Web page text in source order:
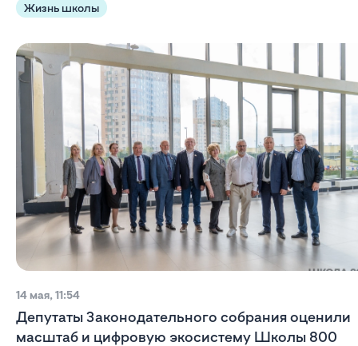
Жизнь школы
14 мая, 11:54
Депутаты Законодательного собрания оценили
масштаб и цифровую экосистему Школы 800